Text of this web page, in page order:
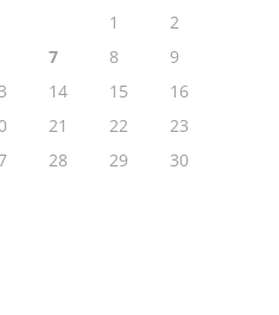
1
2
7 8
9
14 15
16
21 22
23
28 29
30